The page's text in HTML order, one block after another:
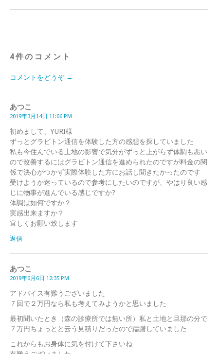
4件のコメント
コメントをどうぞ →
あつこ
2019年3月14日 11:06 PM
初めまして、YURI様
ずっとグラビトン通信を体験した方の感想を探していました
私も今住んでいる土地の影響で気分がずっと上がらず体調も悪い
ので改善するにはグラビトン通信を進められたのですが料金の関
係で決心がつかず実際体験した方にお話し聞きたかったのです
受けようか迷っているので参考にしたいのですが、やはり良い感
じに物事が進んでいる感じですか?
体調は如何ですか？
実感出来ますか？
宜しくお願い致します
返信
あつこ
2019年6月6日 12:35 PM
アドバイス有難うございました
７回で２万円なら私も考えてみようかと思いました
最初聞いたとき（森の診療所では無い所）私と土地と旦那の分で
７万円ちょっとと云う見積りだったので躊躇していました
これからもお身体に気を付けて下さいね